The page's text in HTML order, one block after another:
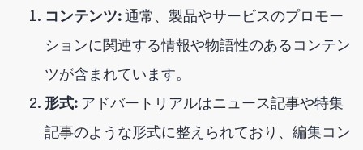
コンテンツ:通常、製品やサービスのプロモー
ションに関連する情報や物語性のあるコンテン
ツが含まれています。
形式: アドバートリアルはニュース記事や特集
記事のような形式に整えられており、編集コン